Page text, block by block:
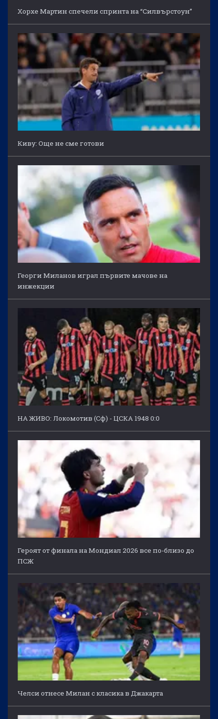
Хорхе Мартин спечели спринта на “Силвърстоун”
Киву: Още не сме готови
Георги Миланов играл първите мачове на
инжекции
НА ЖИВО: Локомотив (Сф) - ЦСКА 1948 0:0
Героят от финала на Мондиал 2026 все по-близо до
ПСЖ
Челси отнесе Милан с класика в Джакарта